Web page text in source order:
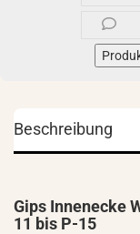
Beschreibung
Gips Innenecke
11 bis P-15